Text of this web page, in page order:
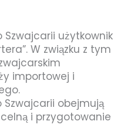
Szwajcarii użytkownik
W związku z tym
importowej i
Szwajcarii obejmują
i przygotowanie